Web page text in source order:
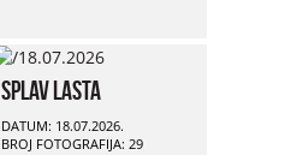
Splav Lasta
DATUM: 18.07.2026.
BROJ FOTOGRAFIJA: 29